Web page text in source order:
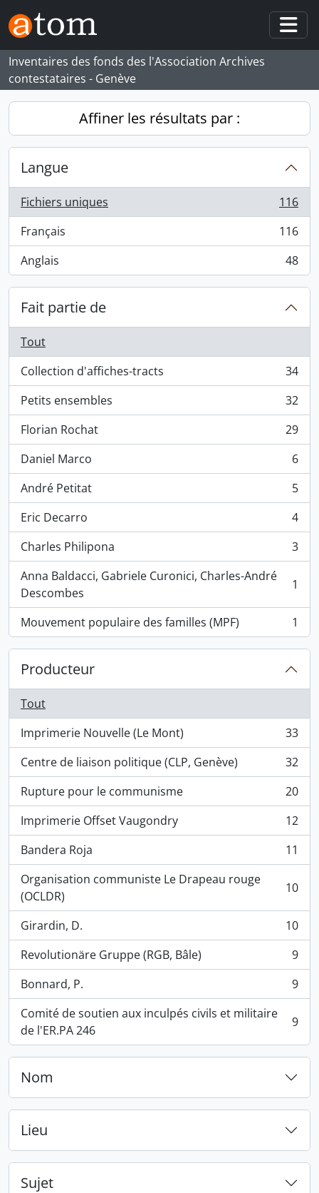
Skip to main content
Inventaires des fonds des l'Association Archives
contestataires - Genève
Affiner les résultats par :
Langue
Fichiers uniques
, 116 résultats
116
Français
, 116 résultats
116
Anglais
, 48 résultats 48
Fait partie de
Tout
Collection d'affiches-tracts
, 34 résultats
34
Petits ensembles
, 32 résultats
32
Florian Rochat
, 29 résultats
29
Daniel Marco
, 6 résultats
6
André Petitat
, 5 résultats
5
Eric Decarro
, 4 résultats
4
Charles Philipona
, 3 résultats
3
Anna Baldacci, Gabriele Curonici, Charles-André
Descombes
, 1 résultats 1
Mouvement populaire des familles (MPF)
, 1 résultats 1
Producteur
Tout
Imprimerie Nouvelle (Le Mont)
, 33 résultats
33
Centre de liaison politique (CLP, Genève)
, 32 résultats
32
Rupture pour le communisme
, 20 résultats
20
Imprimerie Offset Vaugondry
, 12 résultats
12
Bandera Roja
, 11 résultats
11
Organisation communiste Le Drapeau rouge
(OCLDR)
, 10 résultats 10
Girardin, D.
, 10 résultats
10
Revolutionäre Gruppe (RGB, Bâle)
, 9 résultats
9
Bonnard, P.
, 9 résultats
9
Comité de soutien aux inculpés civils et militaire
de l'ER.PA 246
, 9 résultats 9
Nom
Lieu
Sujet